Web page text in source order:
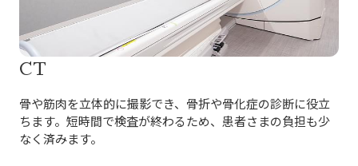
CT
骨や筋肉を立体的に撮影でき、骨折や骨化症の診断に役立
ちます。短時間で検査が終わるため、患者さまの負担も少
なく済みます。